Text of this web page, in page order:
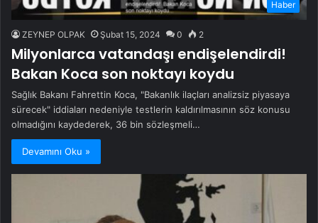
Haber
ZEYNEP OLPAK Şubat 15, 2024 0 2
Milyonlarca vatandaşı endişelendirdi!
Bakan Koca son noktayı koydu
Sağlık Bakanı Fahrettin Koca, "Bakanlık ilaçları analizsiz piyasaya
sürecek" iddiaları nedeniyle testlerin kaldırılmasının söz konusu
olmadığını kaydederek, 36 bin sözleşmeli…
Devamını Oku »